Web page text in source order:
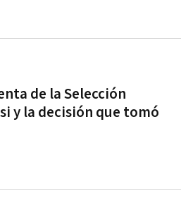
de la Selección
y la decisión que tomó